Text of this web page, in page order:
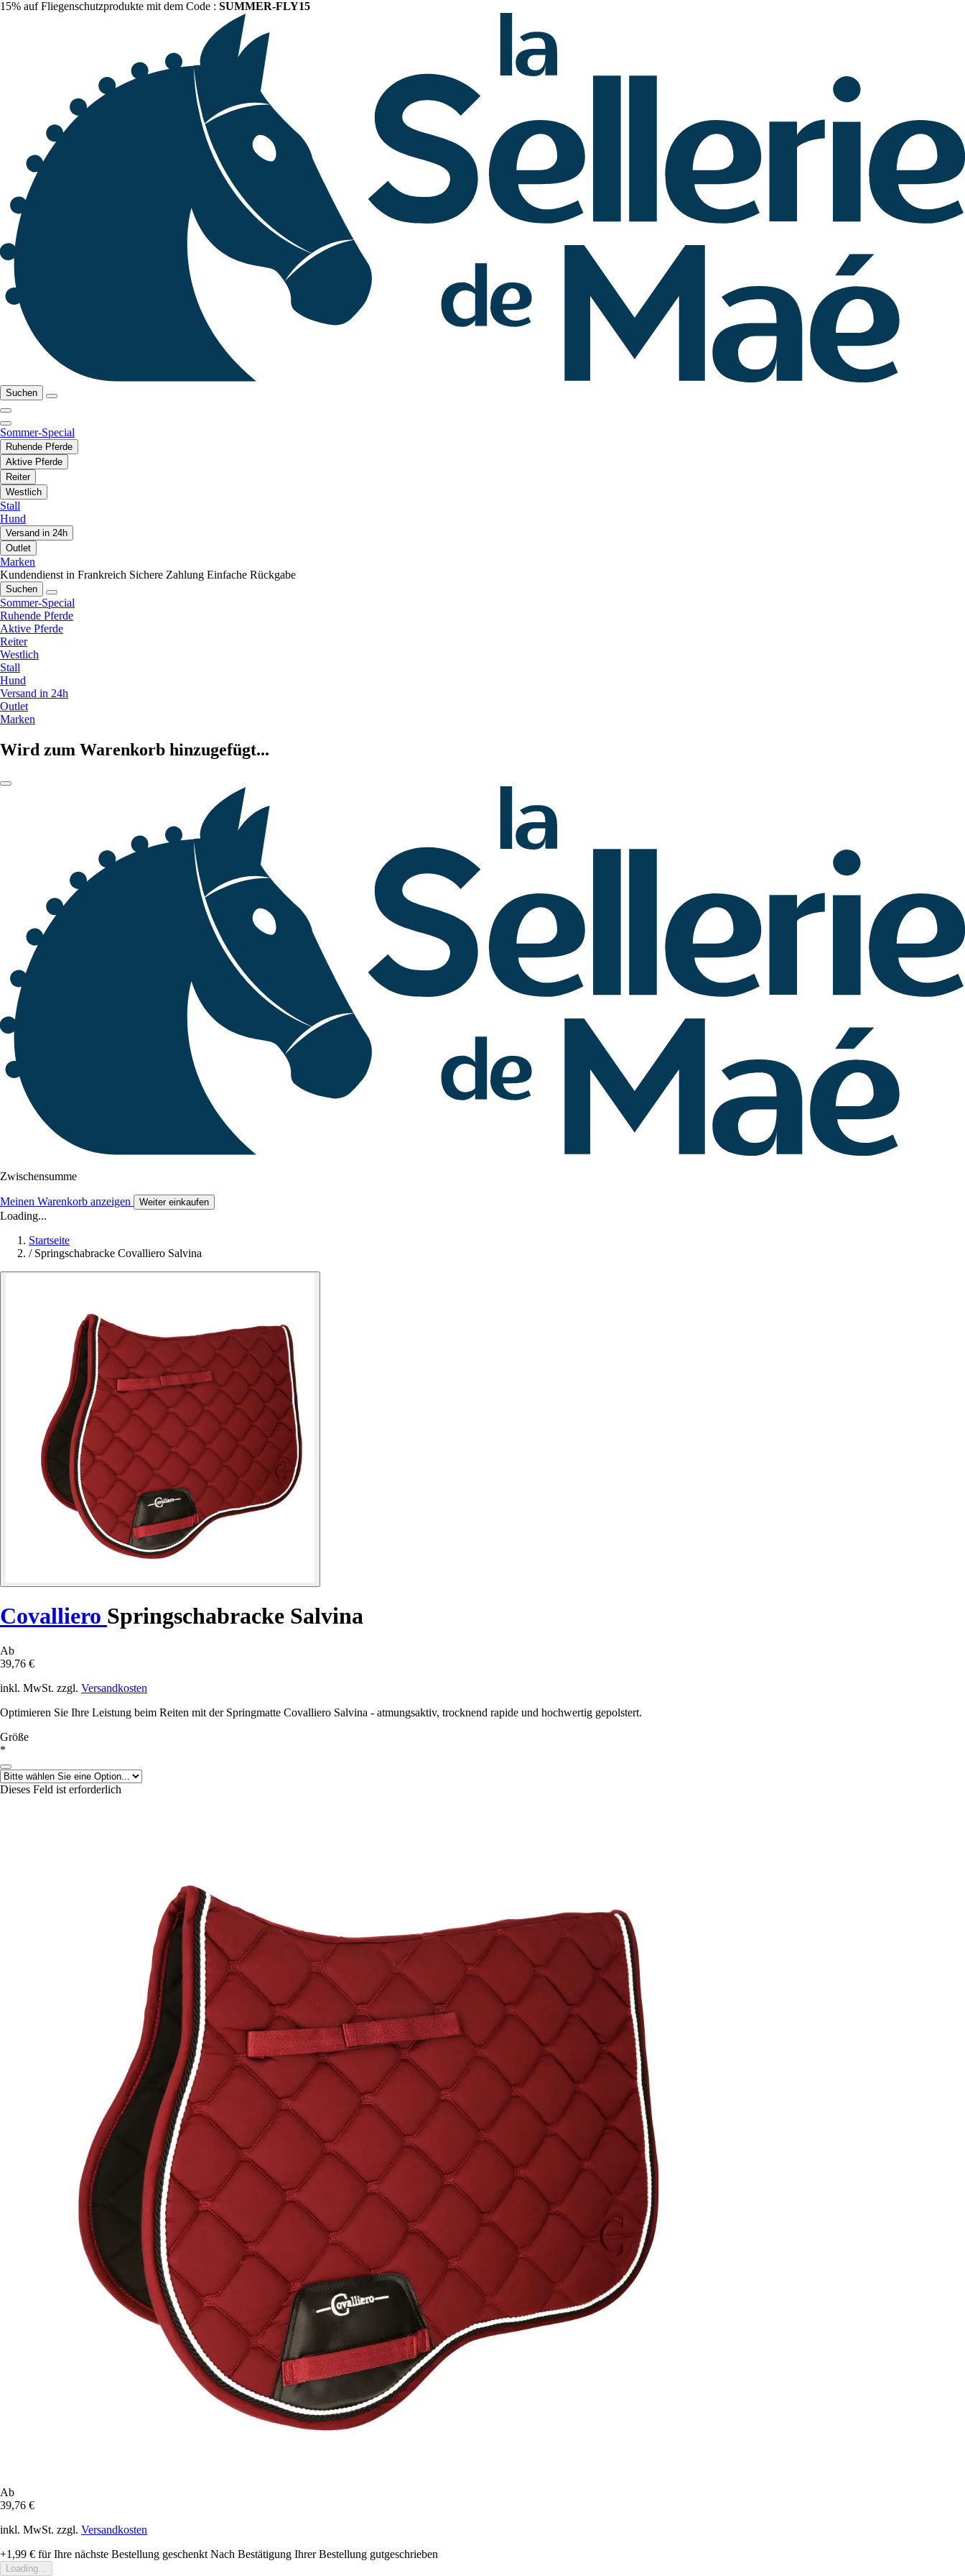
15% auf Fliegenschutzprodukte mit dem Code : SUMMER-FLY15
Suchen
Sommer-Special
Ruhende Pferde
Aktive Pferde
Reiter
Westlich
Stall
Hund
Versand in 24h
Outlet
Marken
Kundendienst in Frankreich Sichere Zahlung Einfache Rückgabe
Suchen
Sommer-Special
Ruhende Pferde
Aktive Pferde
Reiter
Westlich
Stall
Hund
Versand in 24h
Outlet
Marken
Wird zum Warenkorb hinzugefügt...
Zwischensumme
Meinen Warenkorb anzeigen Weiter einkaufen
Loading...
Startseite
/ Springschabracke Covalliero Salvina
Covalliero Springschabracke Salvina
Ab
39,76 €
inkl. MwSt. zzgl. Versandkosten
Optimieren Sie Ihre Leistung beim Reiten mit der Springmatte Covalliero Salvina - atmungsaktiv, trocknend rapide und hochwertig gepolstert.
Größe
*
Dieses Feld ist erforderlich
Ab
39,76 €
inkl. MwSt. zzgl. Versandkosten
+1,99 € für Ihre nächste Bestellung geschenkt Nach Bestätigung Ihrer Bestellung gutgeschrieben
Loading...